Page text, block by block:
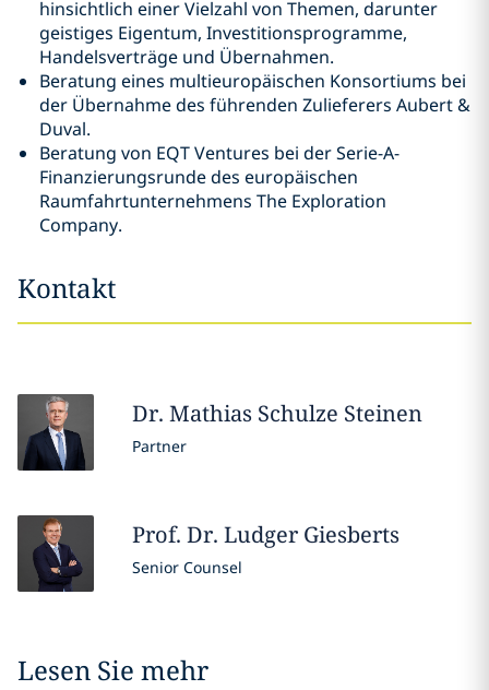
hinsichtlich einer Vielzahl von Themen, darunter
geistiges Eigentum, Investitionsprogramme,
Handelsverträge und Übernahmen.
Beratung eines multieuropäischen Konsortiums bei
der Übernahme des führenden Zulieferers Aubert &
Duval.
Beratung von EQT Ventures bei der Serie-A-
Finanzierungsrunde des europäischen
Raumfahrtunternehmens The Exploration
Company.
Kontakt
Dr. Mathias Schulze Steinen
Partner
Prof. Dr. Ludger Giesberts
Senior Counsel
Lesen Sie mehr